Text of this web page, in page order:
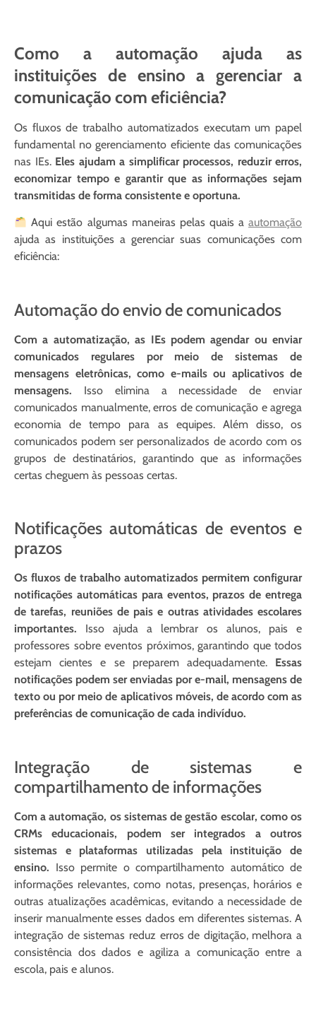
Como a automação ajuda as
instituições de ensino a gerenciar a
comunicação com eficiência?
Os fluxos de trabalho automatizados executam um papel
fundamental no gerenciamento eficiente das comunicações
nas IEs.Eles ajudam a simplificar processos, reduzir erros,
economizar tempo e garantir que as informações sejam
transmitidas de forma consistente e oportuna.
Aqui estão algumas maneiras pelas quais a automação
ajuda as instituições a gerenciar suas comunicações com
eficiência:
Automação do envio de comunicados
Com a automatização, as IEs podem agendar ou enviar
comunicados regulares por meio de sistemas de
mensagens eletrônicas, como e-mails ou aplicativos de
mensagens. Isso elimina a necessidade de enviar
comunicados manualmente, erros de comunicação e agrega
economia de tempo para as equipes. Além disso, os
comunicados podem ser personalizados de acordo com os
grupos de destinatários, garantindo que as informações
certas cheguem às pessoas certas.
Notificações automáticas de eventos e
prazos
Os fluxos de trabalho automatizados permitem configurar
notificações automáticas para eventos, prazos de entrega
de tarefas, reuniões de pais e outras atividades escolares
importantes. Isso ajuda a lembrar os alunos, pais e
professores sobre eventos próximos, garantindo que todos
estejam cientes e se preparem adequadamente. Essas
notificações podem ser enviadas por e-mail, mensagens de
texto ou por meio de aplicativos móveis, de acordo com as
preferências de comunicação de cada indivíduo.
Integração de sistemas e
compartilhamento de informações
Com a automação, os sistemas de gestão escolar, como os
CRMs educacionais, podem ser integrados a outros
sistemas e plataformas utilizadas pela instituição de
ensino. Isso permite o compartilhamento automático de
informações relevantes, como notas, presenças, horários e
outras atualizações acadêmicas, evitando a necessidade de
inserir manualmente esses dados em diferentes sistemas. A
integração de sistemas reduz erros de digitação, melhora a
consistência dos dados e agiliza a comunicação entre a
escola, pais e alunos.